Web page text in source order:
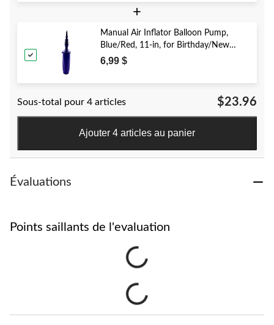
+
Manual Air Inflator Balloon Pump,
Blue/Red, 11-in, for Birthday/New
Year's Eve/Graduation/Baby
6,99 $
Sous-total pour 4 articles $23.96
Ajouter 4 articles au panier
Évaluations
Points saillants de l'evaluation